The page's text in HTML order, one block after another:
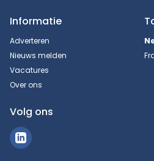
Informatie
Adverteren
Nieuws melden
Vacatures
Over ons
Volg ons